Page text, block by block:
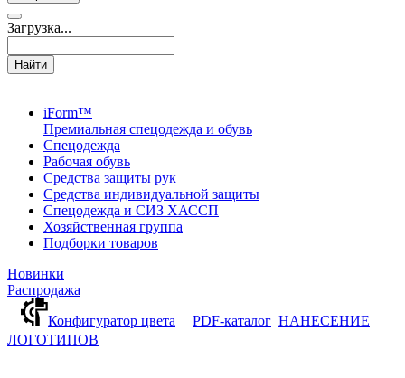
Загрузка...
Найти
iForm™
Премиальная спецодежда и обувь
Спецодежда
Рабочая обувь
Средства защиты рук
Средства индивидуальной защиты
Спецодежда и СИЗ ХАССП
Хозяйственная группа
Подборки товаров
Новинки
Распродажа
Конфигуратор цвета
PDF-каталог НАНЕСЕНИЕ
ЛОГОТИПОВ